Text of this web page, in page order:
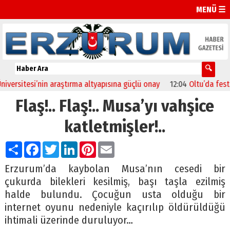
MENÜ ☰
araştırma altyapısına güçlü onay 12:04 Oltu’da festival
Flaş!.. Flaş!.. Musa’yı vahşice
katletmişler!..
PaylaşFacebook
TwitterLinkedIn
Pinterest
Email
Erzurum’da kaybolan Musa’nın cesedi bir
çukurda bilekleri kesilmiş, başı taşla ezilmiş
halde bulundu. Çocuğun usta olduğu bir
internet oyunu nedeniyle kaçırılıp öldürüldüğü
ihtimali üzerinde duruluyor…